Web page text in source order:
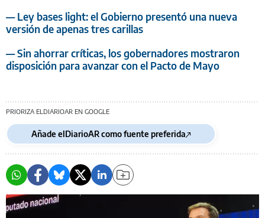
— Ley bases light: el Gobierno presentó una nueva
versión de apenas tres carillas
— Sin ahorrar críticas, los gobernadores mostraron
disposición para avanzar con el Pacto de Mayo
PRIORIZA ELDIARIOAR EN GOOGLE
Añade elDiarioAR como fuente preferida